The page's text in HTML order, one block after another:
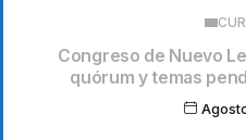
Congreso de Nuevo
quórum y temas